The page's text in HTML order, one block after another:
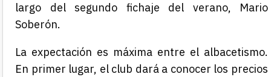
largo del segundo fichaje del verano, Mario
Soberón.
La expectación es máxima entre el albacetismo.
En primer lugar, el club dará a conocer los precios